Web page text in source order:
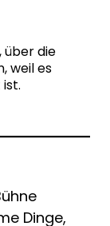
über die
weil es
Dinge,